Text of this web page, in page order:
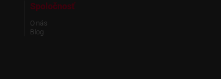
Spoločnosť
O nás
Blog